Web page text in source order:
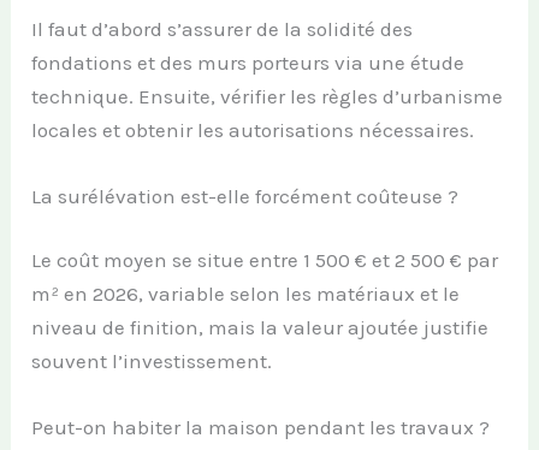
Il faut d’abord s’assurer de la solidité des
fondations et des murs porteurs via une étude
technique. Ensuite, vérifier les règles d’urbanisme
locales et obtenir les autorisations nécessaires.
La surélévation est-elle forcément coûteuse ?
Le coût moyen se situe entre 1 500 € et 2 500 € par
m² en 2026, variable selon les matériaux et le
niveau de finition, mais la valeur ajoutée justifie
souvent l’investissement.
Peut-on habiter la maison pendant les travaux ?